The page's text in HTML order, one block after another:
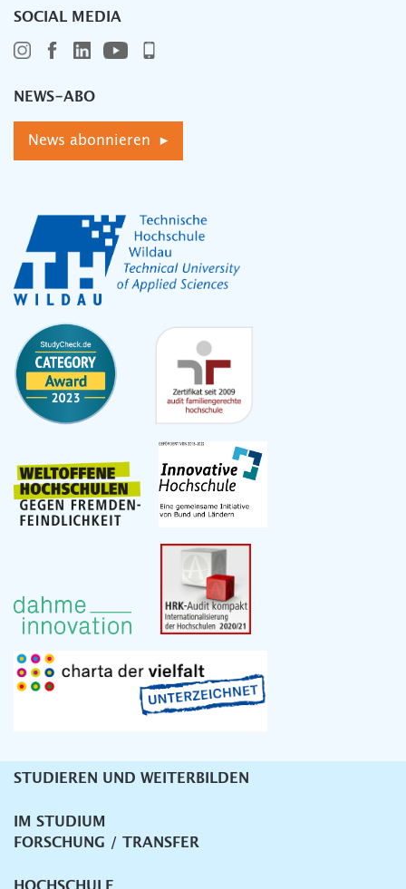
SOCIAL MEDIA
NEWS-ABO
News abonnieren ▸
Unternavigation
STUDIEREN UND WEITERBILDEN
IM STUDIUM
FORSCHUNG / TRANSFER